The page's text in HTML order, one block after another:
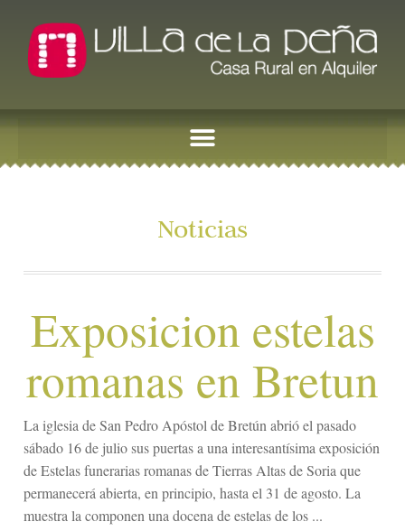
Noticias
Exposicion estelas
romanas en Bretun
La iglesia de San Pedro Apóstol de Bretún abrió el pasado
sábado 16 de julio sus puertas a una interesantísima exposición
de Estelas funerarias romanas de Tierras Altas de Soria que
permanecerá abierta, en principio, hasta el 31 de agosto. La
muestra la componen una docena de estelas de los ...